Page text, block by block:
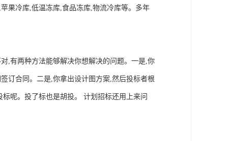
果冷库,低温冻库,食品冻库,物流冷库等。多年
,有两种方法能够解决你想解决的问题。一是,你
订合同。二是,你拿出设计图方案,然后投标者根
呢。投了标也是胡投。 计划招标还用上来问